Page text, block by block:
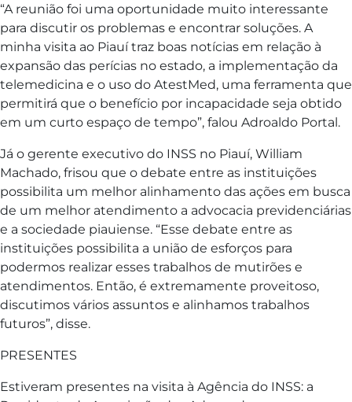
“A reunião foi uma oportunidade muito interessante
para discutir os problemas e encontrar soluções. A
minha visita ao Piauí traz boas notícias em relação à
expansão das perícias no estado, a implementação da
telemedicina e o uso do AtestMed, uma ferramenta que
permitirá que o benefício por incapacidade seja obtido
em um curto espaço de tempo”, falou Adroaldo Portal.
Já o gerente executivo do INSS no Piauí, William
Machado, frisou que o debate entre as instituições
possibilita um melhor alinhamento das ações em busca
de um melhor atendimento a advocacia previdenciárias
e a sociedade piauiense. “Esse debate entre as
instituições possibilita a união de esforços para
podermos realizar esses trabalhos de mutirões e
atendimentos. Então, é extremamente proveitoso,
discutimos vários assuntos e alinhamos trabalhos
futuros”, disse.
PRESENTES
Estiveram presentes na visita à Agência do INSS: a